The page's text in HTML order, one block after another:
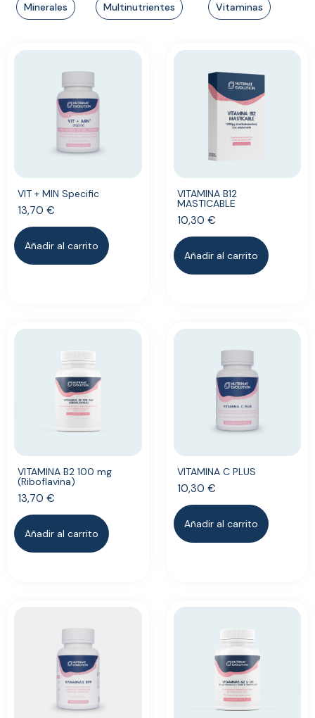
Minerales Multinutrientes Vitaminas
VIT + MIN Specific
13,70 €
Añadir al carrito
VITAMINA B12
MASTICABLE
10,30 €
Añadir al carrito
VITAMINA B2 100 mg
(Riboflavina)
13,70 €
Añadir al carrito
VITAMINA C PLUS
10,30 €
Añadir al carrito